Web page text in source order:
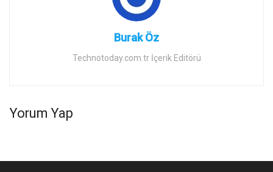
Burak Öz
Technotoday.com.tr İçerik Editörü
Yorum Yap